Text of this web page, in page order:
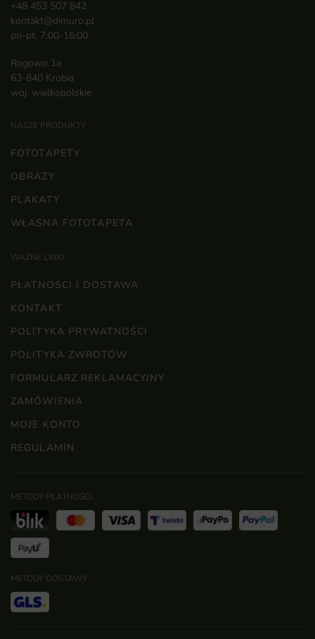
+48 453 507 842
kontakt@dimuro.pl
pn-pt: 7:00-16:00
Rogowo 1a
63-840 Krobia
woj. wielkopolskie
NASZE PRODUKTY
FOTOTAPETY
OBRAZY
PLAKATY
WŁASNA FOTOTAPETA
WAŻNE LINKI
PŁATNOŚCI I DOSTAWA
KONTAKT
POLITYKA PRYWATNOŚCI
POLITYKA ZWROTÓW
FORMULARZ REKLAMACYJNY
ZAMÓWIENIA
MOJE KONTO
REGULAMIN
METODY PŁATNOŚCI
METODY DOSTAWY